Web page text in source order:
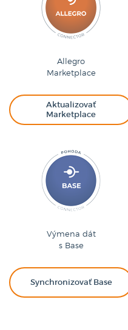
Allegro
Marketplace
Aktualizovať
Marketplace
Výmena dát
s Base
Synchronizovať Base